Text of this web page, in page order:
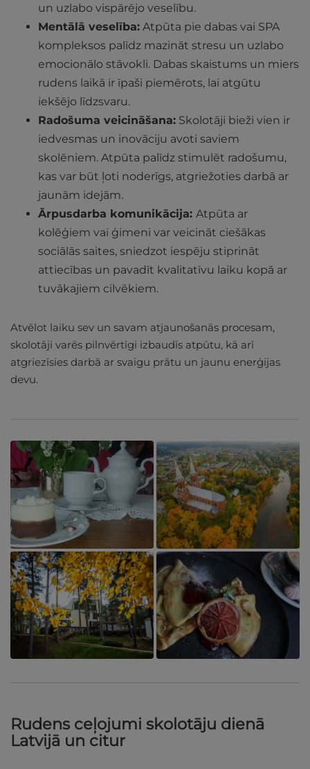
un uzlabo vispārējo veselību.
Mentālā veselība: Atpūta pie dabas vai SPA
kompleksos palīdz mazināt stresu un uzlabo
emocionālo stāvokli. Dabas skaistums un miers
rudens laikā ir īpaši piemērots, lai atgūtu
iekšējo līdzsvaru.
Radošuma veicināšana: Skolotāji bieži vien ir
iedvesmas un inovāciju avoti saviem
skolēniem. Atpūta palīdz stimulēt radošumu,
kas var būt ļoti noderīgs, atgriežoties darbā ar
jaunām idejām.
Ārpusdarba komunikācija: Atpūta ar
kolēģiem vai ģimeni var veicināt ciešākas
sociālās saites, sniedzot iespēju stiprināt
attiecības un pavadīt kvalitatīvu laiku kopā ar
tuvākajiem cilvēkiem.
Atvēlot laiku sev un savam atjaunošanās procesam,
skolotāji varēs pilnvērtīgi izbaudīs atpūtu, kā arī
atgriezīsies darbā ar svaigu prātu un jaunu enerģijas
devu.
Rudens ceļojumi skolotāju dienā
Latvijā un citur